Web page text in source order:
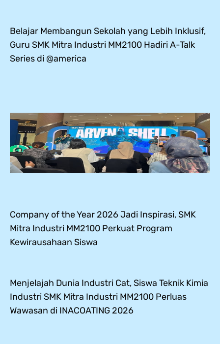
Belajar Membangun Sekolah yang Lebih Inklusif,
Guru SMK Mitra Industri MM2100 Hadiri A-Talk
Series di @america
Company of the Year 2026 Jadi Inspirasi, SMK
Mitra Industri MM2100 Perkuat Program
Kewirausahaan Siswa
Menjelajah Dunia Industri Cat, Siswa Teknik Kimia
Industri SMK Mitra Industri MM2100 Perluas
Wawasan di INACOATING 2026